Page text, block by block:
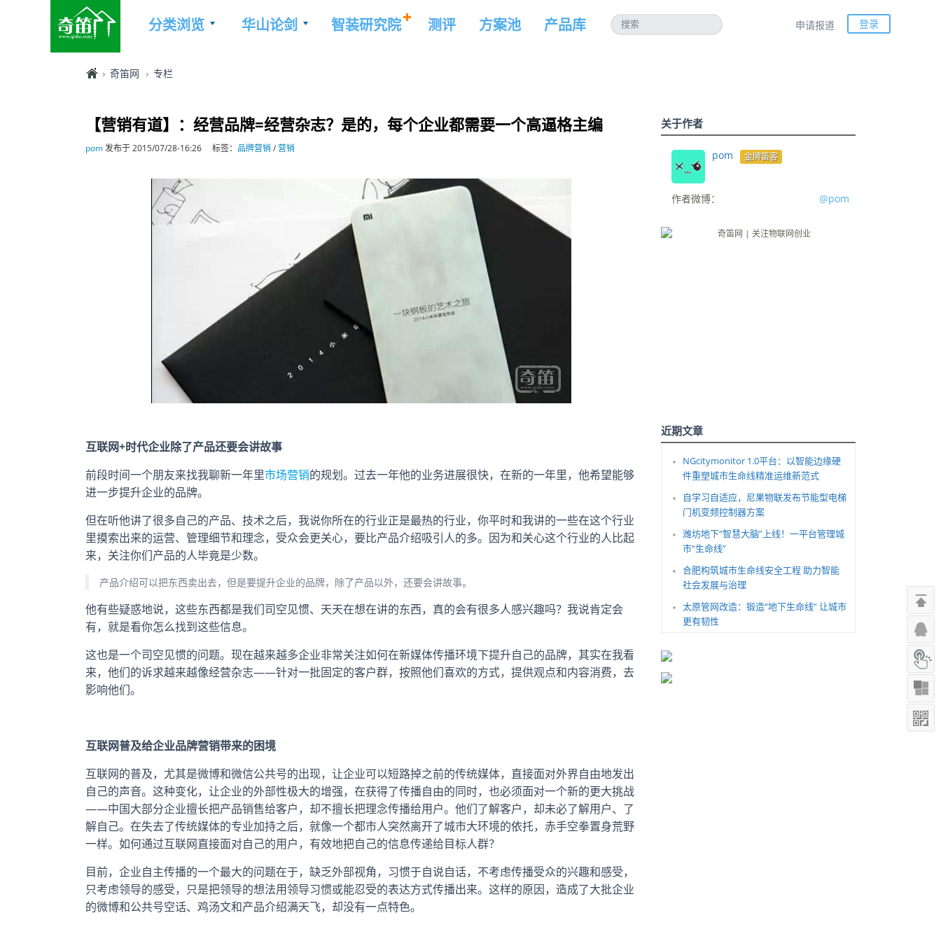
分类浏览 华山论剑 智装研究院 测评 方案池 产品库 申请报道 登录
奇笛网 专栏
【营销有道】：经营品牌=经营杂志？是的，每个企业都需要一个高逼格主编
pom发布于 2015/07/28-16:26 标签： 品牌营销/营销
互联网+时代企业除了产品还要会讲故事
前段时间一个朋友来找我聊新一年里市场营销的规划。过去一年他的业务进展很快，在新的一年里，他希望能够
进一步提升企业的品牌。
但在听他讲了很多自己的产品、技术之后，我说你所在的行业正是最热的行业，你平时和我讲的一些在这个行业
里摸索出来的运营、管理细节和理念，受众会更关心，要比产品介绍吸引人的多。因为和关心这个行业的人比起
来，关注你们产品的人毕竟是少数。
产品介绍可以把东西卖出去，但是要提升企业的品牌，除了产品以外，还要会讲故事。
他有些疑惑地说，这些东西都是我们司空见惯、天天在想在讲的东西，真的会有很多人感兴趣吗？我说肯定会
有，就是看你怎么找到这些信息。
这也是一个司空见惯的问题。现在越来越多企业非常关注如何在新媒体传播环境下提升自己的品牌，其实在我看
来，他们的诉求越来越像经营杂志——针对一批固定的客户群，按照他们喜欢的方式，提供观点和内容消费，去
影响他们。
互联网普及给企业品牌营销带来的困境
互联网的普及，尤其是微博和微信公共号的出现，让企业可以短路掉之前的传统媒体，直接面对外界自由地发出
自己的声音。这种变化，让企业的外部性极大的增强，在获得了传播自由的同时，也必须面对一个新的更大挑战
——中国大部分企业擅长把产品销售给客户，却不擅长把理念传播给用户。他们了解客户，却未必了解用户、了
解自己。在失去了传统媒体的专业加持之后，就像一个都市人突然离开了城市大环境的依托，赤手空拳置身荒野
一样。如何通过互联网直接面对自己的用户，有效地把自己的信息传递给目标人群？
目前，企业自主传播的一个最大的问题在于，缺乏外部视角，习惯于自说自话，不考虑传播受众的兴趣和感受，
只考虑领导的感受，只是把领导的想法用领导习惯或能忍受的表达方式传播出来。这样的原因，造成了大批企业
的微博和公共号空话、鸡汤文和产品介绍满天飞，却没有一点特色。
关于作者
pom 金牌笛客
作者微博： @pom
近期文章
NGcitymonitor 1.0平台：以智能边缘硬
件重塑城市生命线精准运维新范式
自学习自适应，尼果物联发布节能型电梯
门机变频控制器方案
潍坊地下“智慧大脑”上线！一平台管理城
市“生命线”
合肥构筑城市生命线安全工程 助力智能
社会发展与治理
太原管网改造：锻造“地下生命线” 让城市
更有韧性